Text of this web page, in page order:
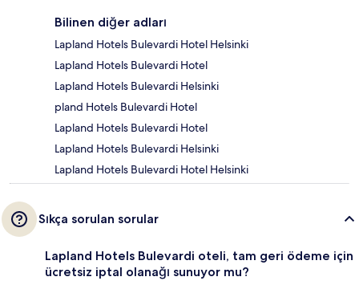
Bilinen diğer adları
Lapland Hotels Bulevardi Hotel Helsinki
Lapland Hotels Bulevardi Hotel
Lapland Hotels Bulevardi Helsinki
pland Hotels Bulevardi Hotel
Lapland Hotels Bulevardi Hotel
Lapland Hotels Bulevardi Helsinki
Lapland Hotels Bulevardi Hotel Helsinki
Sıkça sorulan sorular
Lapland Hotels Bulevardi oteli, tam geri ödeme için
ücretsiz iptal olanağı sunuyor mu?